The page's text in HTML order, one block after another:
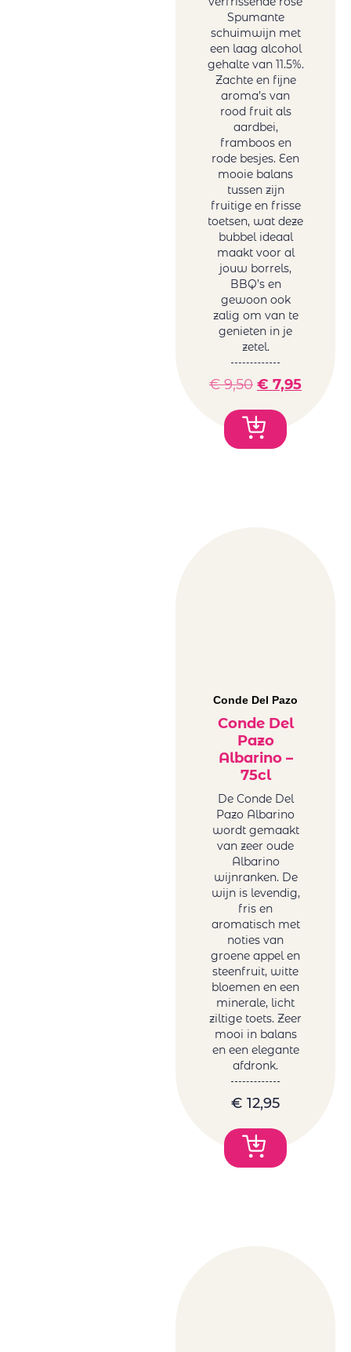
Spumante
schuimwijn met
een laag alcohol
gehalte van 11.5%.
Zachte en fijne
aroma’s van
rood fruit als
aardbei,
framboos en
rode besjes. Een
mooie balans
tussen zijn
fruitige en frisse
toetsen, wat deze
bubbel ideaal
maakt voor al
jouw borrels,
BBQ’s en
gewoon ook
zalig om van te
genieten in je
zetel.
€9,50 € 7,95
Conde Del Pazo
Conde Del
Pazo
Albarino –
75cl
De Conde Del
Pazo Albarino
wordt gemaakt
van zeer oude
Albarino
wijnranken. De
wijn is levendig,
fris en
aromatisch met
noties van
groene appel en
steenfruit, witte
bloemen en een
minerale, licht
ziltige toets. Zeer
mooi in balans
en een elegante
afdronk.
€ 12,95